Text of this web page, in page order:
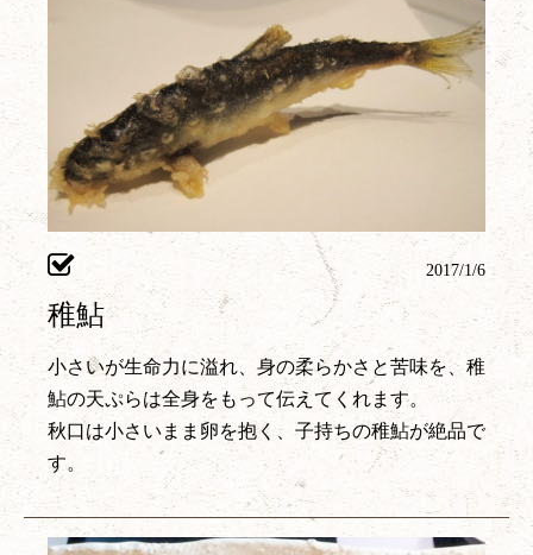
2017/1/6
稚鮎
小さいが生命力に溢れ、身の柔らかさと苦味を、稚
鮎の天ぷらは全身をもって伝えてくれます。
秋口は小さいまま卵を抱く、子持ちの稚鮎が絶品で
す。